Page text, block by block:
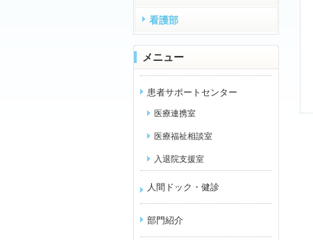
看護部
メニュー
患者サポートセンター
医療連携室
医療福祉相談室
入退院支援室
人間ドック・健診
部門紹介